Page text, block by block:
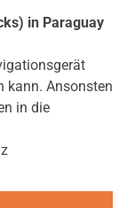
in Paraguay
kann. Ansonsten
in die